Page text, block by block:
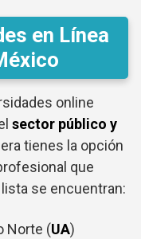
en Línea
online
sector público y
tienes la opción
que
se encuentran:
Norte (UA)